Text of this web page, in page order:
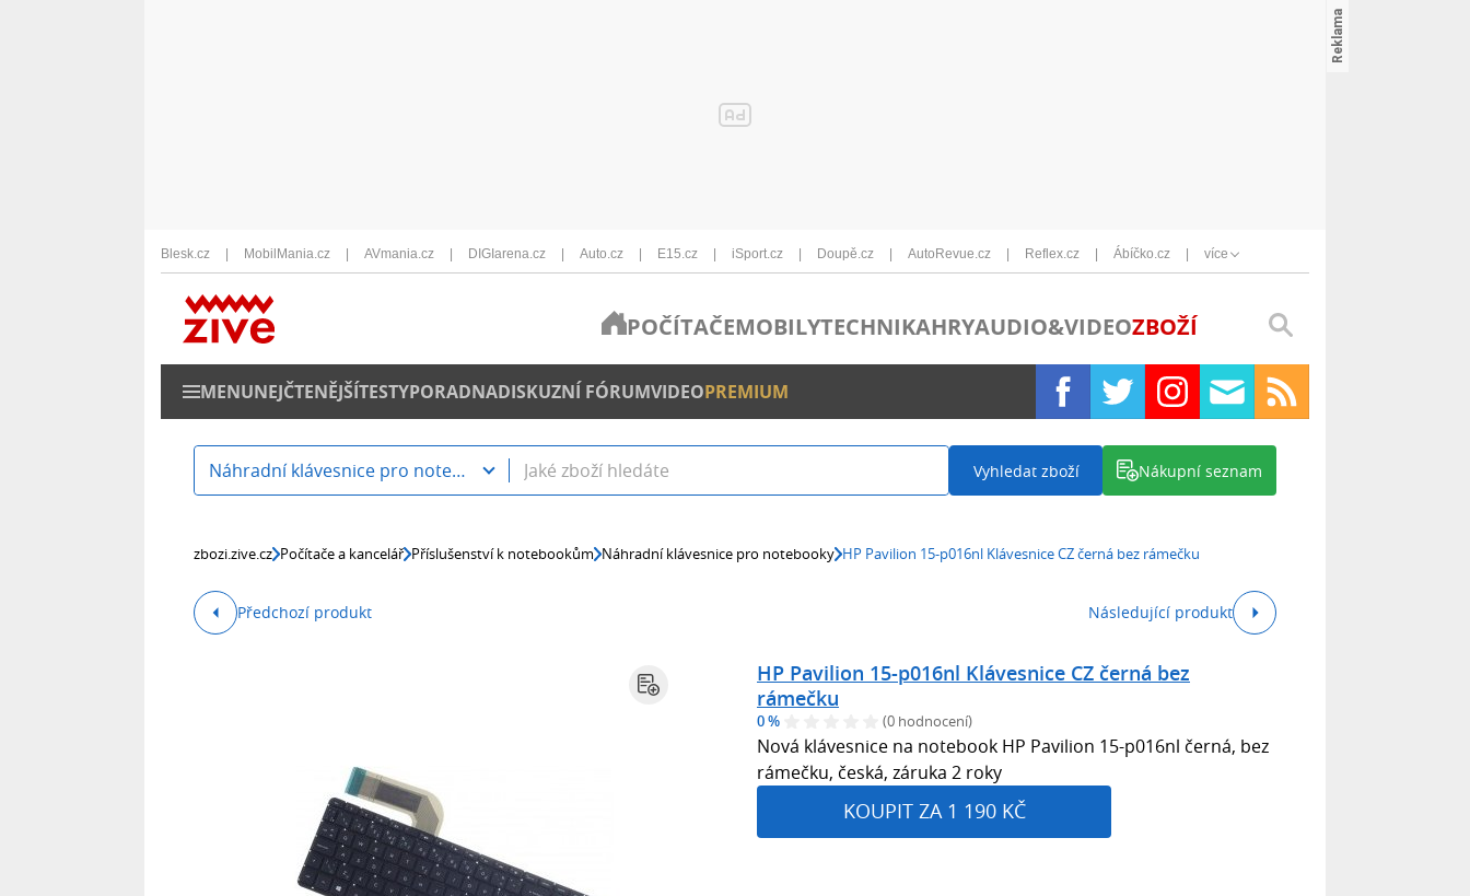
Blesk.cz MobilMania.cz AVmania.cz DIGIarena.cz Auto.cz E15.cz iSport.cz Doupě.cz AutoRevue.cz Reflex.cz Ábíčko.cz více
POČÍTAČEMOBILYTECHNIKAHRYAUDIO&VIDEOZBOŽÍ
MENUNEJČTENĚJŠÍTESTYPORADNADISKUZNÍ FÓRUMVIDEOPREMIUM
Náhradní klávesnice pro notebooky Vyhledat zboží Nákupní seznam
zbozi.zive.cz Počítače a kancelář Příslušenství k notebookům Náhradní klávesnice pro notebooky HP Pavilion 15-p016nl Klávesnice CZ černá bez rámečku
Předchozí produkt Následující produkt
HP Pavilion 15-p016nl Klávesnice CZ černá bez
rámečku
0 % (0 hodnocení)
Nová klávesnice na notebook HP Pavilion 15-p016nl černá, bez
rámečku, česká, záruka 2 roky
KOUPIT ZA 1 190 KČ